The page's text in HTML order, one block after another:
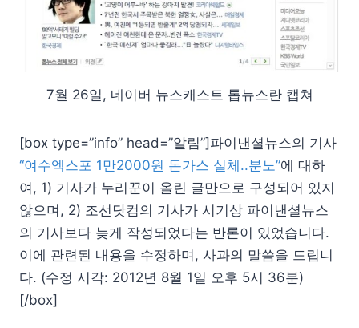
7월 26일, 네이버 뉴스캐스트 톱뉴스란 캡쳐
[box type=”info” head=”알림”]파이낸셜뉴스의 기사
“여수엑스포 1만2000원 돈가스 실체..분노”에 대하
여, 1) 기사가 누리꾼이 올린 글만으로 구성되어 있지
않으며, 2) 조선닷컴의 기사가 시기상 파이낸셜뉴스
의 기사보다 늦게 작성되었다는 반론이 있었습니다.
이에 관련된 내용을 수정하며, 사과의 말씀을 드립니
다. (수정 시각: 2012년 8월 1일 오후 5시 36분)
[/box]